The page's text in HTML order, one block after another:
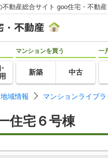
不動産総合サイト goo住宅・不動産
マンションを買う
新築 中古
一
地域情報 マンションライブラ
住宅６号棟